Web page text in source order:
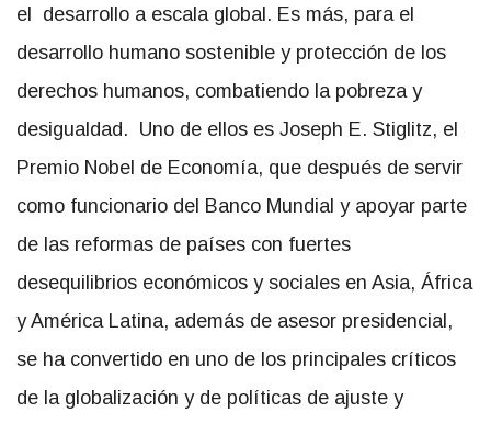
el desarrollo a escala global. Es más, para el
desarrollo humano sostenible y protección de los
derechos humanos, combatiendo la pobreza y
desigualdad. Uno de ellos es Joseph E. Stiglitz, el
Premio Nobel de Economía, que después de servir
como funcionario del Banco Mundial y apoyar parte
de las reformas de países con fuertes
desequilibrios económicos y sociales en Asia, África
y América Latina, además de asesor presidencial,
se ha convertido en uno de los principales críticos
de la globalización y de políticas de ajuste y